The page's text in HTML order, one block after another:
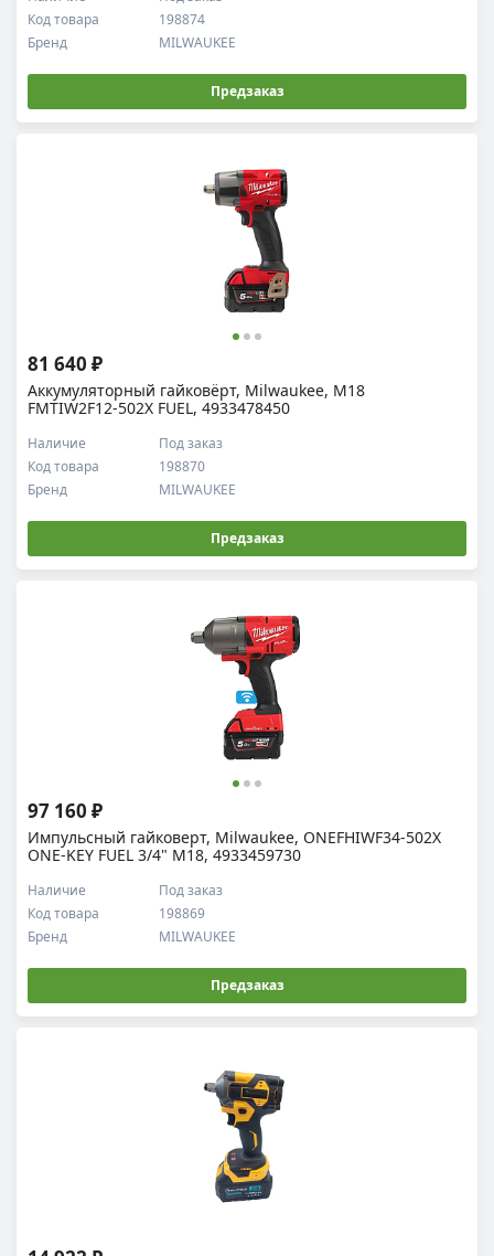
Код товара 198874
Бренд MILWAUKEE
Предзаказ
Аккумуляторный гайковёрт, Milwaukee, M18
FMTIW2F12-502X FUEL, 4933478450
Код товара 198870
Наличие Под заказ
Бренд MILWAUKEE
81 640 ₽
Предзаказ
Импульсный гайковерт, Milwaukee, ONEFHIWF34-502X
ONE-KEY FUEL 3/4" M18, 4933459730
Код товара 198869
Наличие Под заказ
Бренд MILWAUKEE
97 160 ₽
Предзаказ